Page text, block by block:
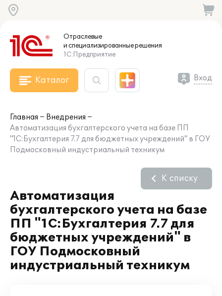
Отраслевые
и специализированныерешения
1С:Предприятие
Каталог Вход
Главная
Внедрения
Автоматизация бухгалтерского учета на базе ПП
"1С:Бухгалтерия 7.7 для бюджетных учреждений" в ГОУ
Подмосковный индустриальный техникум
Автоматизация
бухгалтерского учета на базе
ПП "1С:Бухгалтерия 7.7 для
бюджетных учреждений" в
ГОУ Подмосковный
индустриальный техникум
К списку